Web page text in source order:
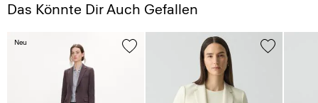
Das Könnte Dir Auch Gefallen
Neu